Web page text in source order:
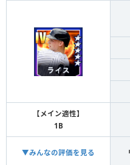
【メイン適性】
1B
▼みんなの評価を見る